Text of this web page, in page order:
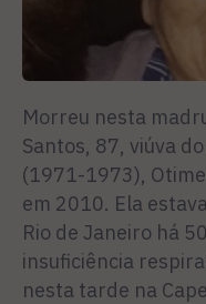
Morreu nesta
Santos, 87, viúva
(1971-1973),
em 2010. Ela
Rio de Janeiro há
insuficiência
nesta tarde na